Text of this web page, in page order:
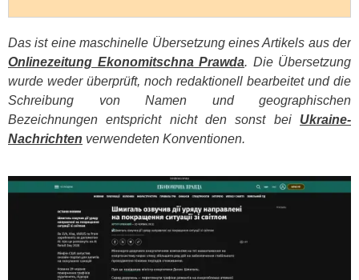
Das ist eine maschinelle Übersetzung eines Artikels aus der
Onlinezeitung Ekonomitschna Prawda. Die Übersetzung
wurde weder überprüft, noch redaktionell bearbeitet und die
Schreibung von Namen und geographischen
Bezeichnungen entspricht nicht den sonst bei Ukraine-
Nachrichten verwendeten Konventionen.